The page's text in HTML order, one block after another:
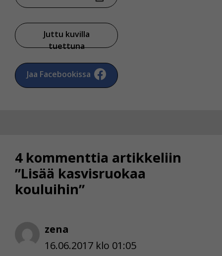
Juttu kuvilla
tuettuna
Jaa Facebookissa
4 kommenttia artikkeliin
”Lisää kasvisruokaa
kouluihin”
zena
16.06.2017 klo 01:05